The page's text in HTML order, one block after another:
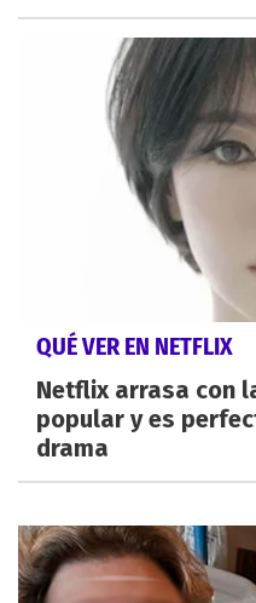
QUÉ VER EN NETFLIX
Netflix arrasa con
popular y es
drama